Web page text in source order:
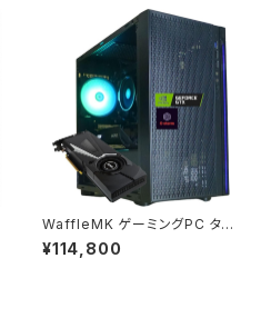
WaffleMK ゲーミングPC タワ
ー型 G-Stormシリーズ AMD
GeForce 16GBメモリ Windo
¥114,800